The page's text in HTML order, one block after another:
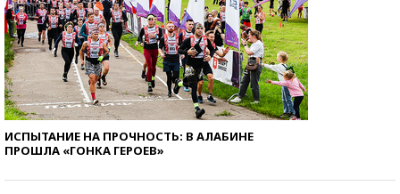
ИСПЫТАНИЕ НА ПРОЧНОСТЬ: В АЛАБИНЕ
ПРОШЛА «ГОНКА ГЕРОЕВ»